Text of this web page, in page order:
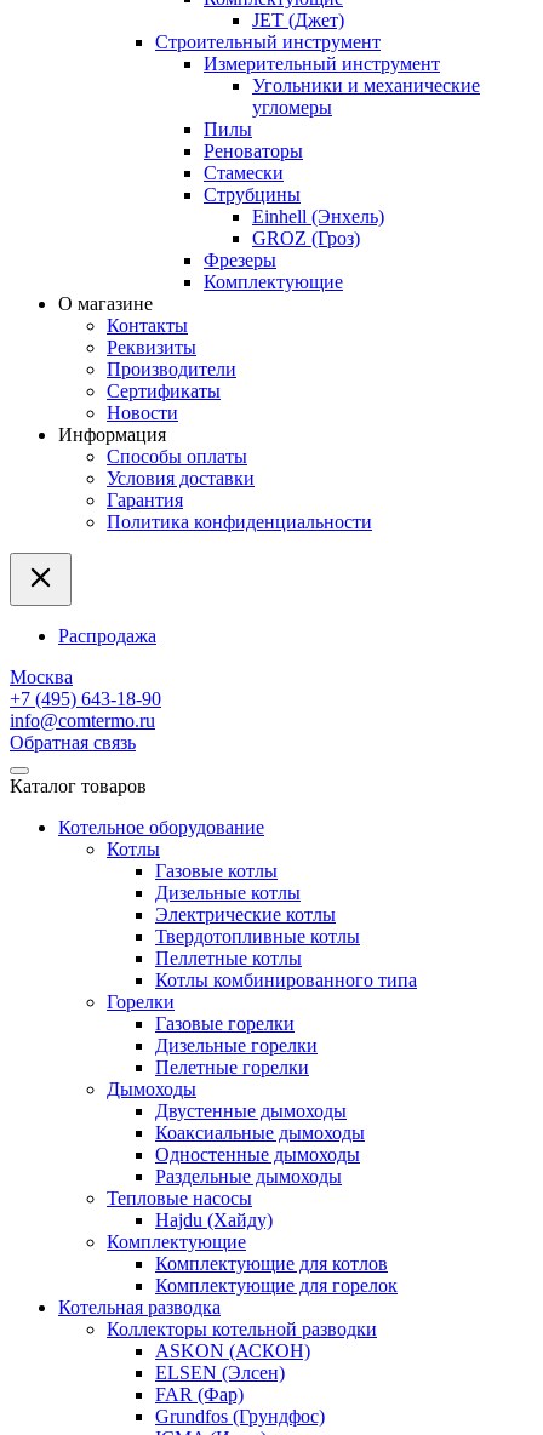
JET (Джет)
Строительный инструмент
Измерительный инструмент
Угольники и механические
угломеры
Пилы
Реноваторы
Стамески
Струбцины
Einhell (Энхель)
GROZ (Гроз)
Фрезеры
Комплектующие
О магазине
Контакты
Реквизиты
Производители
Сертификаты
Новости
Информация
Способы оплаты
Условия доставки
Гарантия
Политика конфиденциальности
Распродажа
Москва
+7 (495) 643-18-90
info@comtermo.ru
Обратная связь
Каталог товаров
Котельное оборудование
Котлы
Газовые котлы
Дизельные котлы
Электрические котлы
Твердотопливные котлы
Пеллетные котлы
Котлы комбинированного типа
Горелки
Газовые горелки
Дизельные горелки
Пелетные горелки
Дымоходы
Двустенные дымоходы
Коаксиальные дымоходы
Одностенные дымоходы
Раздельные дымоходы
Тепловые насосы
Hajdu (Хайду)
Комплектующие
Комплектующие для котлов
Комплектующие для горелок
Котельная разводка
Коллекторы котельной разводки
ASKON (АСКОН)
ELSEN (Элсен)
FAR (Фар)
Grundfos (Грундфос)